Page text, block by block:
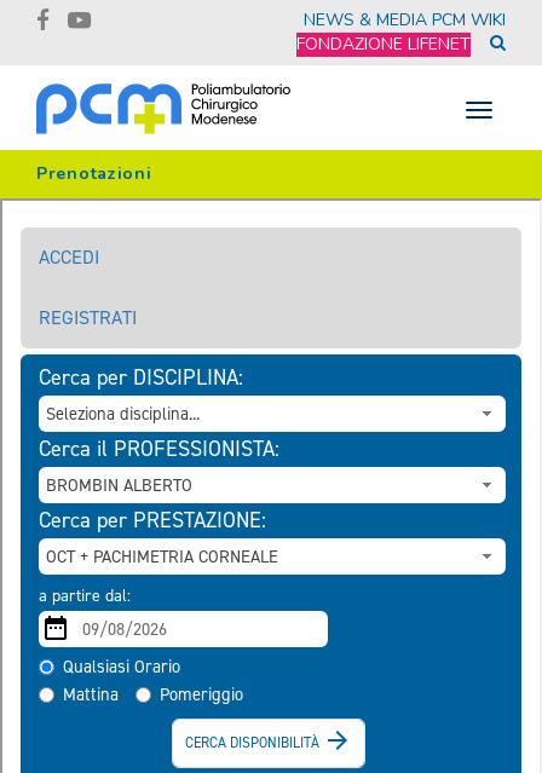
NEWS & MEDIA PCM WIKI
FONDAZIONE LIFENET
Toggle
Prenotazioni